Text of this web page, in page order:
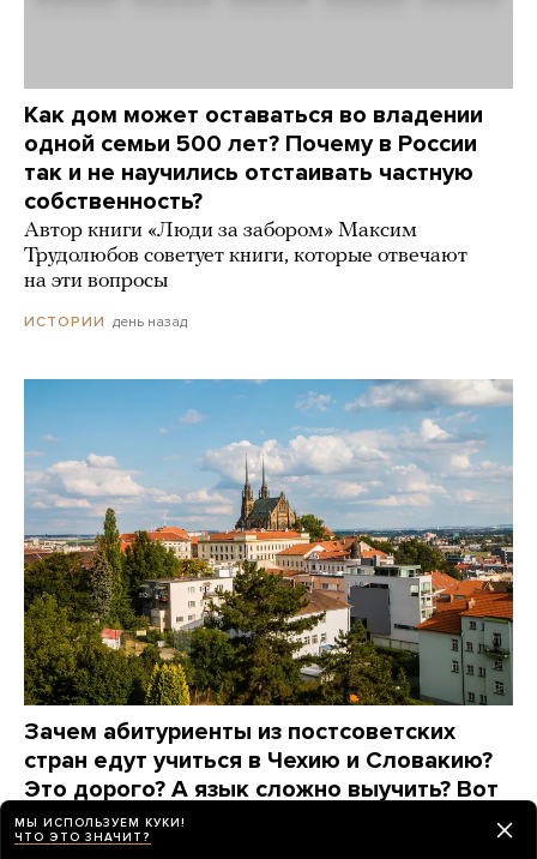
Как дом может оставаться во владении
одной семьи 500 лет? Почему в России
так и не научились отстаивать частную
собственность?
Автор книги «Люди за забором» Максим
Трудолюбов советует книги, которые отвечают
на эти вопросы
ИСТОРИИ день назад
Зачем абитуриенты из постсоветских
стран едут учиться в Чехию и Словакию?
Это дорого? А язык сложно выучить? Вот
что говорят они сами
МЫ ИСПОЛЬЗУЕМ КУКИ!
ЧТО ЭТО ЗНАЧИТ?